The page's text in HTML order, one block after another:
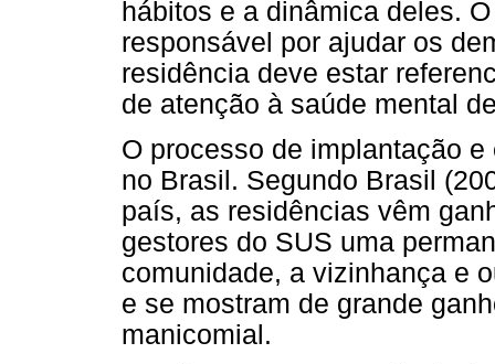
hábitos e a dinâmica deles.
responsável por ajudar os
residência deve estar
de atenção à saúde mental
O processo de implantação
no Brasil. Segundo Brasil
país, as residências vêm
gestores do SUS uma
comunidade, a vizinhança e
e se mostram de grande
manicomial.